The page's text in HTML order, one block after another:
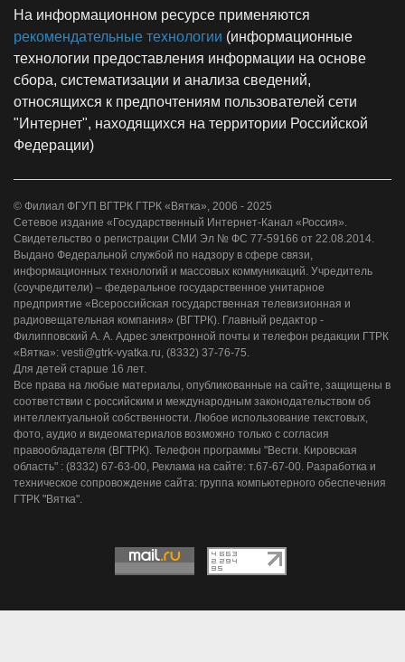
На информационном ресурсе применяются
рекомендательные технологии (информационные
технологии предоставления информации на основе
сбора, систематизации и анализа сведений,
относящихся к предпочтениям пользователей сети
"Интернет", находящихся на территории Российской
Федерации)
© Филиал ФГУП ВГТРК ГТРК «Вятка», 2006 - 2025
Сетевое издание «Государственный Интернет-Канал «Россия».
Свидетельство о регистрации СМИ Эл № ФС 77-59166 от 22.08.2014.
Выдано Федеральной службой по надзору в сфере связи,
информационных технологий и массовых коммуникаций. Учредитель
(соучредители) – федеральное государственное унитарное
предприятие «Всероссийская государственная телевизионная и
радиовещательная компания» (ВГТРК). Главный редактор -
Филипповский А. А. Адрес электронной почты и телефон редакции ГТРК
«Вятка»: vesti@gtrk-vyatka.ru, (8332) 37-76-75.
Для детей старше 16 лет.
Все права на любые материалы, опубликованные на сайте, защищены в
соответствии с российским и международным законодательством об
интеллектуальной собственности. Любое использование текстовых,
фото, аудио и видеоматериалов возможно только с согласия
правообладателя (ВГТРК). Телефон программы "Вести. Кировская
область" : (8332) 67-63-00, Реклама на сайте: т.67-67-00. Разработка и
техническое сопровождение сайта: группа компьютерного обеспечения
ГТРК "Вятка".